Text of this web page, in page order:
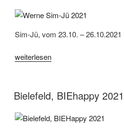
Sim-Jü, vom 23.10. – 26.10.2021
„Werne,
2021“
weiterlesen
Bielefeld, BIEhappy 2021